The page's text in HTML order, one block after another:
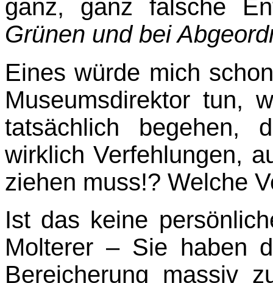
ganz, ganz falsche
Grünen und bei
Eines würde mich
Museumsdirektor tun,
tatsächlich begehen,
wirklich Verfeh­lungen,
ziehen muss!? Welche
Ist das keine
Molterer – Sie haben
Bereicherung massiv